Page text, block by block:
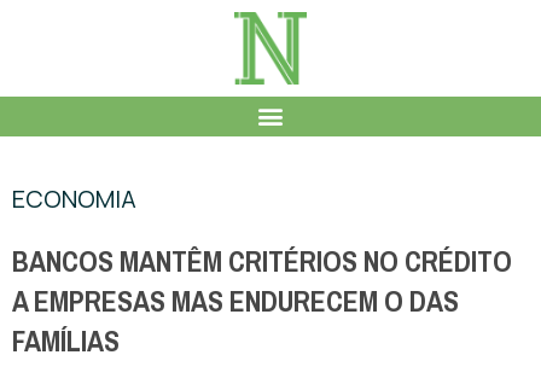
ECONOMIA
BANCOS MANTÊM CRITÉRIOS NO CRÉDITO
A EMPRESAS MAS ENDURECEM O DAS
FAMÍLIAS